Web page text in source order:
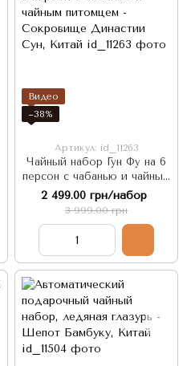
Видео
−38%
Артикул: id_11263
Чайный набор Гун Фу на 6
персон с чабанью и чайным
питомцем - Сокровище
Династии Сун, Китай
2 499.00 грн/набор
3 999.00 грн